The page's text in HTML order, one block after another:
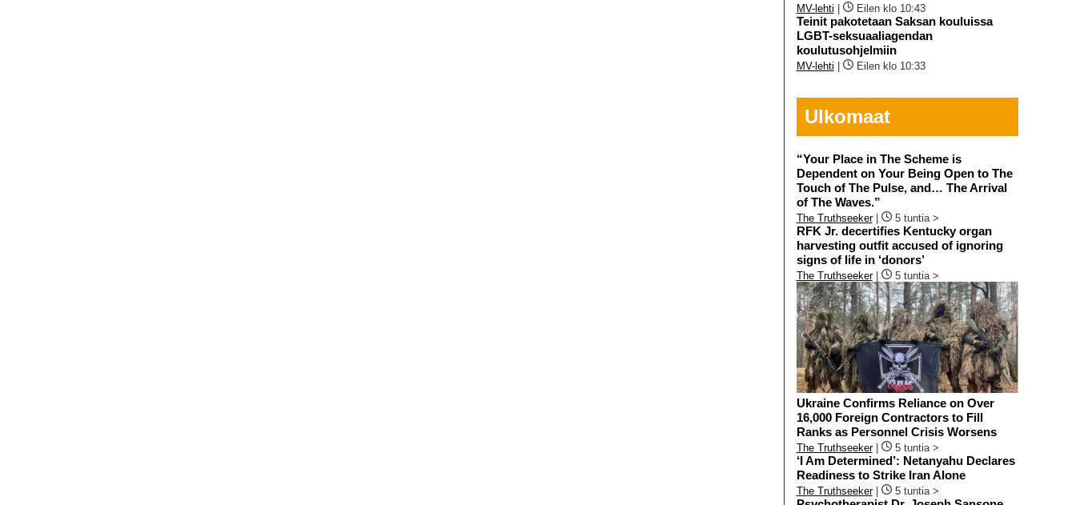
MV-lehti Eilen klo 10:43
Teinit pakotetaan Saksan kouluissa
LGBT-seksuaaliagendan
koulutusohjelmiin
MV-lehti Eilen klo 10:33
Ulkomaat
“Your Place in The Scheme is
Dependent on Your Being Open to The
Touch of The Pulse, and… The Arrival
of The Waves.”
The Truthseeker| 5 tuntia >
RFK Jr. decertifies Kentucky organ
harvesting outfit accused of ignoring
signs of life in ‘donors’
The Truthseeker| 5 tuntia >
Ukraine Confirms Reliance on Over
16,000 Foreign Contractors to Fill
Ranks as Personnel Crisis Worsens
The Truthseeker| 5 tuntia >
‘I Am Determined’: Netanyahu Declares
Readiness to Strike Iran Alone
The Truthseeker| 5 tuntia >